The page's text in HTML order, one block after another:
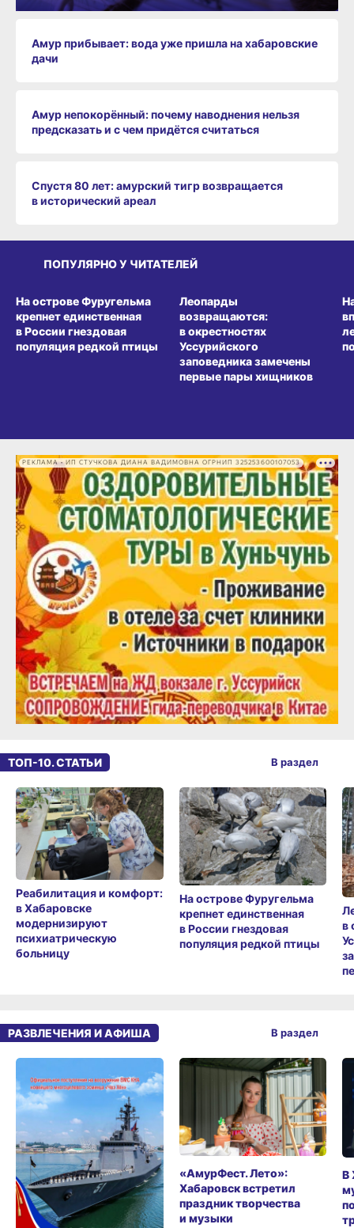
Амур прибывает: вода уже пришла на хабаровские
дачи
Амур непокорённый: почему наводнения нельзя
предсказать и с чем придётся считаться
Спустя 80 лет: амурский тигр возвращается
в исторический ареал
ПОПУЛЯРНО У ЧИТАТЕЛЕЙ
На острове Фуругельма
крепнет единственная
в России гнездовая
популяция редкой птицы
Леопарды
возвращаются:
в окрестностях
Уссурийского
заповедника замечены
первые пары хищников
РЕКЛАМА • ИП СТУЧКОВА ДИАНА ВАДИМОВНА ОГРНИП 325253600107053
ТОП-10. СТАТЬИ
Реабилитация и комфорт:
в Хабаровске
модернизируют
психиатрическую
больницу
На острове Фуругельма
крепнет единственная
в России гнездовая
популяция редкой птицы
в
В раздел
РАЗВЛЕЧЕНИЯ И АФИША
«АмурФест. Лето»:
Хабаровск встретил
праздник творчества
и музыки
В
В раздел